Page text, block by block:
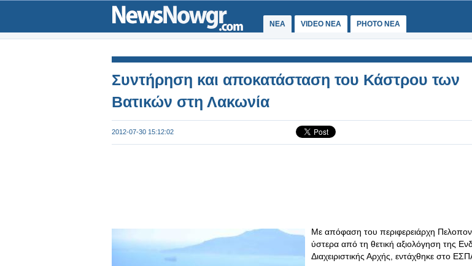
ΝΕΑ VIDEO NEA PHOTO NEA
Συντήρηση και αποκατάσταση του Κάστρου των
Βατικών στη Λακωνία
2012-07-30 15:12:02
Με απόφαση του περιφερειάρχη
ύστερα από τη θετική αξιολόγηση της
Διαχειριστικής Αρχής, εντάχθηκε στο